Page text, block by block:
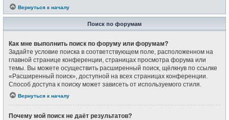
Вернуться к началу
Поиск по форумам
Как мне выполнить поиск по форуму или форумам?
Задайте условие поиска в соответствующем поле, расположенном на
главной странице конференции, страницах просмотра форума или
темы. Вы можете осуществить расширенный поиск, щёлкнув по ссылке
«Расширенный поиск», доступной на всех страницах конференции.
Способ доступа к поиску может зависеть от используемого стиля.
Вернуться к началу
Почему мой поиск не даёт результатов?